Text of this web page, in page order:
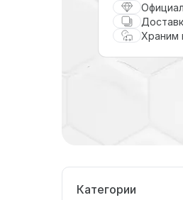
Храним
Категории